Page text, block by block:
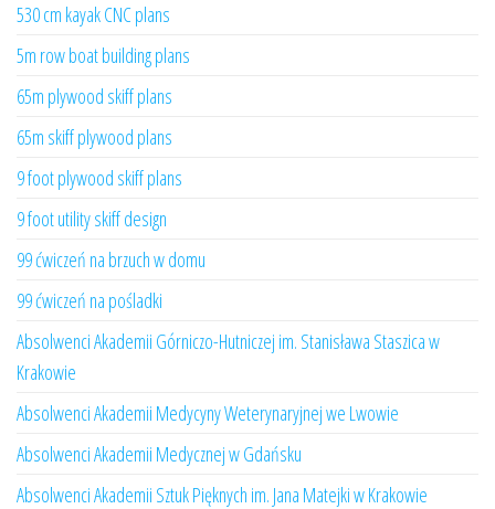
530 cm kayak CNC plans
5m row boat building plans
65m plywood skiff plans
65m skiff plywood plans
9 foot plywood skiff plans
9 foot utility skiff design
99 ćwiczeń na brzuch w domu
99 ćwiczeń na pośladki
Absolwenci Akademii Górniczo-Hutniczej im. Stanisława Staszica w
Krakowie
Absolwenci Akademii Medycyny Weterynaryjnej we Lwowie
Absolwenci Akademii Medycznej w Gdańsku
Absolwenci Akademii Sztuk Pięknych im. Jana Matejki w Krakowie